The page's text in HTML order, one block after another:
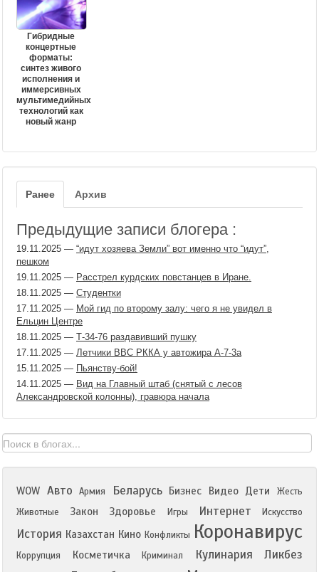
Гибридные
концертные
форматы:
синтез живого
исполнения и
иммерсивных
мультимедийных
технологий как
новый жанр
Ранее Архив
Предыдущие записи блогера :
19.11.2025 — “идут хозяева Земли” вот именно что “идут”,
пешком
19.11.2025 — Расстрел курдских повстанцев в Иране.
18.11.2025 — Студентки
17.11.2025 — Мой гид по второму залу: чего я не увидел в
Ельцин Центре
18.11.2025 — Т-34-76 раздавивший пушку
17.11.2025 — Летчики ВВС РККА у автожира А-7-3а
15.11.2025 — Пьянству-бой!
14.11.2025 — Вид на Главный штаб (снятый с лесов
Александровской колонны), гравюра начала
WOW Авто Армия Беларусь Бизнес Видео Дети
Жесть
Животные
Закон Здоровье Игры Интернет Искусство
История Казахстан Кино Конфликты Коронавирус
Коррупция Косметичка Криминал Кулинария Ликбез